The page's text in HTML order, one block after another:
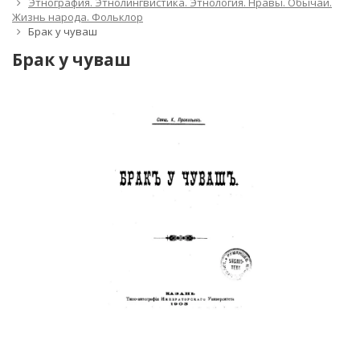
Жизнь народа. Фольклор
Брак у чуваш
Брак у чуваш